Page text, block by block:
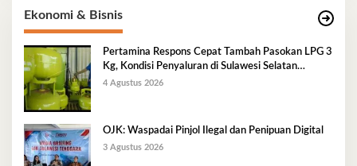
Ekonomi & Bisnis
Pertamina Respons Cepat Tambah Pasokan LPG 3
Kg, Kondisi Penyaluran di Sulawesi Selatan
Berlangsung Kondusif
4 Agustus 2026
OJK: Waspadai Pinjol Ilegal dan Penipuan Digital
3 Agustus 2026